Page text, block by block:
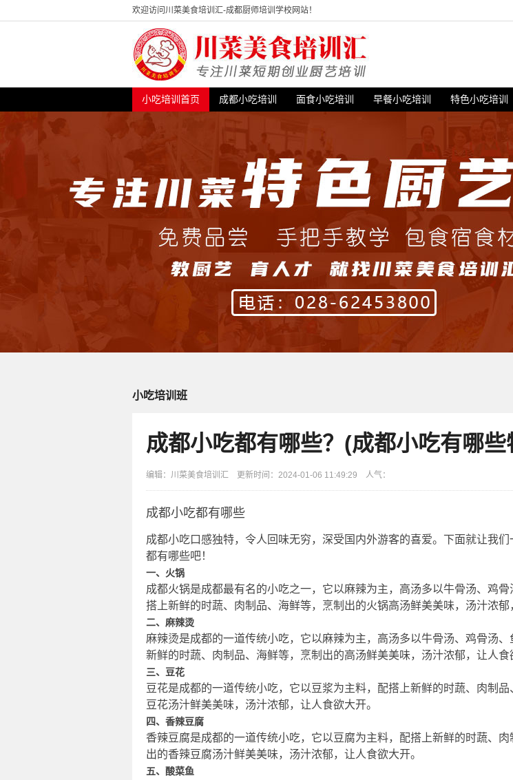
欢迎访问川菜美食培训汇-成都厨师培训学校网站！
小吃培训首页 成都小吃培训 面食小吃培训 早餐小吃培训 特色小吃培训
小吃培训班
成都小吃都有哪些？(成都小吃有哪些
编辑：川菜美食培训汇 更新时间：2024-01-06 11:49:29 人气：
成都小吃都有哪些
成都小吃口感独特，令人回味无穷，深受国内外游客的喜爱。下面就让我
都有哪些吧！
一、火锅
成都火锅是成都最有名的小吃之一，它以麻辣为主，高汤多以牛骨汤、鸡
搭上新鲜的时蔬、肉制品、海鲜等，烹制出的火锅高汤鲜美美味，汤汁浓郁
二、麻辣烫
麻辣烫是成都的一道传统小吃，它以麻辣为主，高汤多以牛骨汤、鸡骨汤、
新鲜的时蔬、肉制品、海鲜等，烹制出的高汤鲜美美味，汤汁浓郁，让人食
三、豆花
豆花是成都的一道传统小吃，它以豆浆为主料，配搭上新鲜的时蔬、肉制
豆花汤汁鲜美美味，汤汁浓郁，让人食欲大开。
四、香辣豆腐
香辣豆腐是成都的一道传统小吃，它以豆腐为主料，配搭上新鲜的时蔬、肉
出的香辣豆腐汤汁鲜美美味，汤汁浓郁，让人食欲大开。
五、酸菜鱼